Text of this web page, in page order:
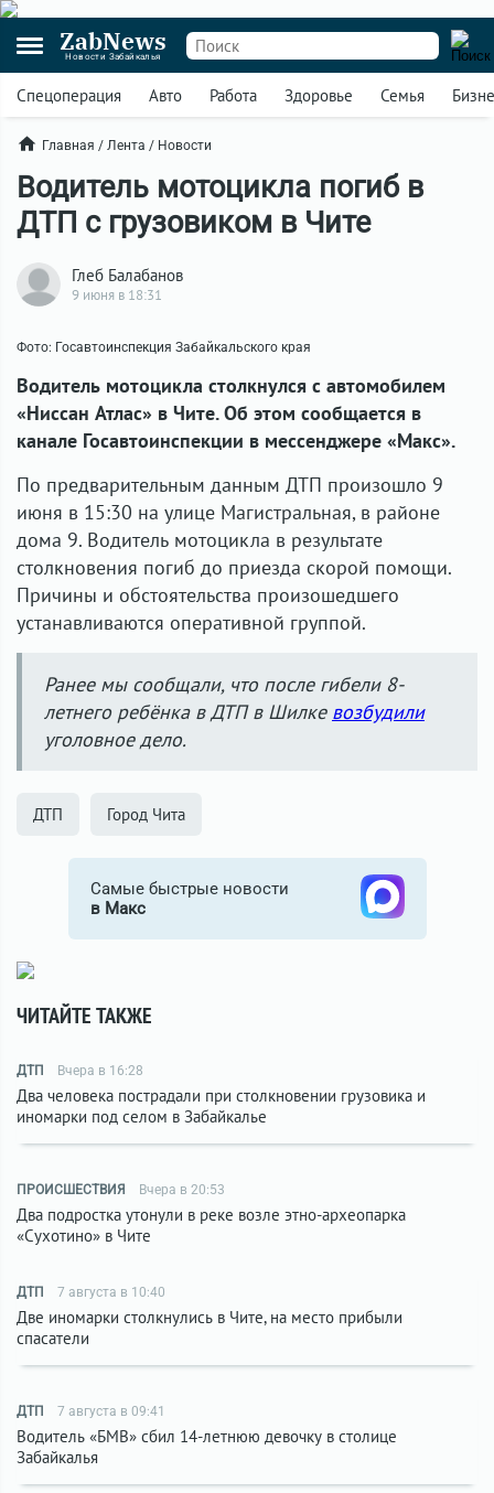
ZabNews
Новости Забайкалья
Спецоперация Авто Работа Здоровье Семья
Главная / Лента / Новости
Водитель мотоцикла погиб в
ДТП с грузовиком в Чите
Глеб Балабанов
9 июня в 18:31
Фото: Госавтоинспекция Забайкальского края
Водитель мотоцикла столкнулся с автомобилем
«Ниссан Атлас» в Чите. Об этом сообщается в
канале Госавтоинспекции в мессенджере «Макс».
По предварительным данным ДТП произошло 9
июня в 15:30 на улице Магистральная, в районе
дома 9. Водитель мотоцикла в результате
столкновения погиб до приезда скорой помощи.
Причины и обстоятельства произошедшего
устанавливаются оперативной группой.
Ранее мы сообщали, что после гибели 8-
летнего ребёнка в ДТП в Шилке возбудили
уголовное дело.
ДТП Город Чита
Самые быстрые новости
в Макс
ЧИТАЙТЕ ТАКЖЕ
ДТП Вчера в 16:28
Два человека пострадали при столкновении грузовика и
иномарки под селом в Забайкалье
ПРОИСШЕСТВИЯ Вчера в 20:53
Два подростка утонули в реке возле этно-археопарка
«Сухотино» в Чите
ДТП 7 августа в 10:40
Две иномарки столкнулись в Чите, на место прибыли
спасатели
ДТП 7 августа в 09:41
Водитель «БМВ» сбил 14-летнюю девочку в столице
Забайкалья